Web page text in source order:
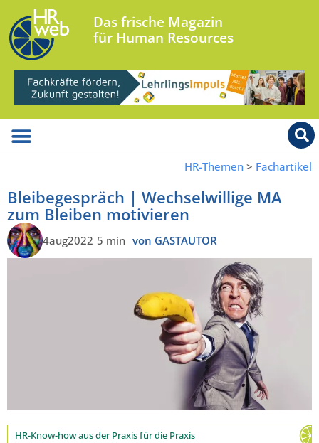
Das frische Magazin
für Human Resources
HR-Themen > Fachartikel
Bleibegespräch | Wechselwillige MA
zum Bleiben motivieren
4aug2022 5 min von GASTAUTOR
HR-Know-how aus der Praxis für die Praxis